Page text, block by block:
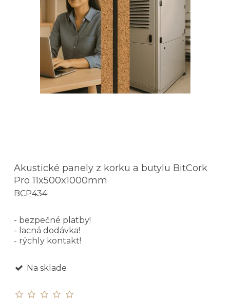
Akustické panely z korku a butylu BitCork
Pro 11x500x1000mm
BCP434
- bezpečné platby!
- lacná dodávka!
- rýchly kontakt!
Na sklade